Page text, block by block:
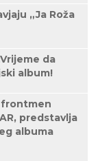
„Ja Roža
da
album!
frontmen
predstavlja
albuma